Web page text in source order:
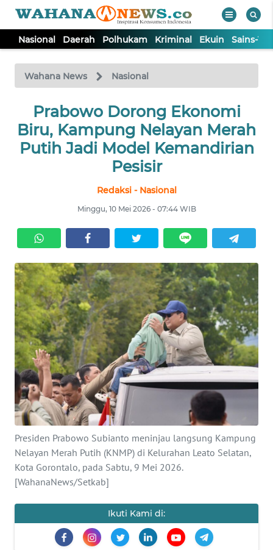
Nasional Daerah Polhukam Kriminal Ekuin Sains-
Wahana News Nasional
Prabowo Dorong Ekonomi
Biru, Kampung Nelayan Merah
Putih Jadi Model Kemandirian
Pesisir
Redaksi - Nasional
Minggu, 10 Mei 2026 - 07:44 WIB
Presiden Prabowo Subianto meninjau langsung Kampung
Nelayan Merah Putih (KNMP) di Kelurahan Leato Selatan,
Kota Gorontalo, pada Sabtu, 9 Mei 2026.
[WahanaNews/Setkab]
Ikuti Kami di:
TV
Tutup
NASIONAL
DAERAH
EKUIN
SAINS-TEKNO
KESEHATAN
INTERNASIONAL
SERBA-SERBI
PENDIDIKAN
OLAHRAGA
OPINI